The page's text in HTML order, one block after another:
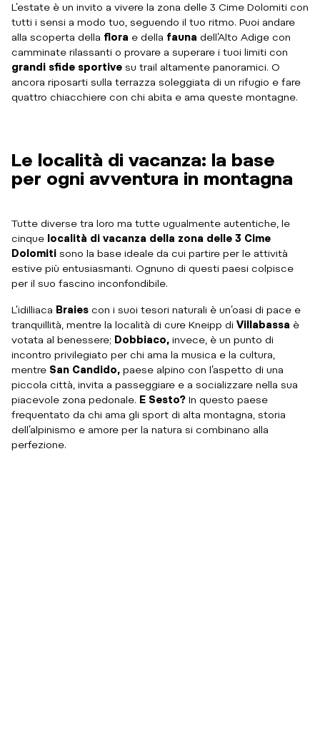
L’estate è un invito a vivere la zona delle 3 Cime Dolomiti con
tutti i sensi a modo tuo, seguendo il tuo ritmo. Puoi andare
alla scoperta della flora e della fauna dell’Alto Adige con
camminate rilassanti o provare a superare i tuoi limiti con
grandi sfide sportive su trail altamente panoramici. O
ancora riposarti sulla terrazza soleggiata di un rifugio e fare
quattro chiacchiere con chi abita e ama queste montagne.
Le località di vacanza: la base
per ogni avventura in montagna
Tutte diverse tra loro ma tutte ugualmente autentiche, le
cinque località di vacanza della zona delle 3 Cime
Dolomiti sono la base ideale da cui partire per le attività
estive più entusiasmanti. Ognuno di questi paesi colpisce
per il suo fascino inconfondibile.
L’idilliaca Braies con i suoi tesori naturali è un’oasi di pace e
tranquillità, mentre la località di cure Kneipp di Villabassa è
votata al benessere; Dobbiaco, invece, è un punto di
incontro privilegiato per chi ama la musica e la cultura,
mentre San Candido, paese alpino con l’aspetto di una
piccola città, invita a passeggiare e a socializzare nella sua
piacevole zona pedonale. E Sesto? In questo paese
frequentato da chi ama gli sport di alta montagna, storia
dell’alpinismo e amore per la natura si combinano alla
perfezione.